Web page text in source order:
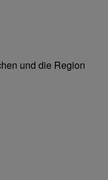
und die Region